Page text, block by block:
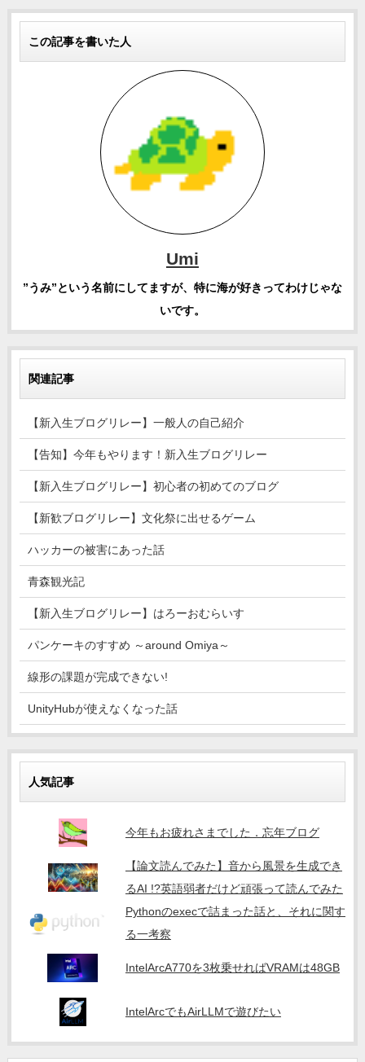
この記事を書いた人
Umi
”うみ”という名前にしてますが、特に海が好きってわけじゃな
いです。
関連記事
【新入生ブログリレー】一般人の自己紹介
【告知】今年もやります！新入生ブログリレー
【新入生ブログリレー】初心者の初めてのブログ
【新歓ブログリレー】文化祭に出せるゲーム
ハッカーの被害にあった話
青森観光記
【新入生ブログリレー】はろーおむらいす
パンケーキのすすめ ～around Omiya～
線形の課題が完成できない!
UnityHubが使えなくなった話
人気記事
今年もお疲れさまでした．忘年ブログ
【論文読んでみた】音から風景を生成でき
るAI !?英語弱者だけど頑張って読んでみた
Pythonのexecで詰まった話と、それに関す
る一考察
IntelArcA770を3枚乗せればVRAMは48GB
IntelArcでもAirLLMで遊びたい